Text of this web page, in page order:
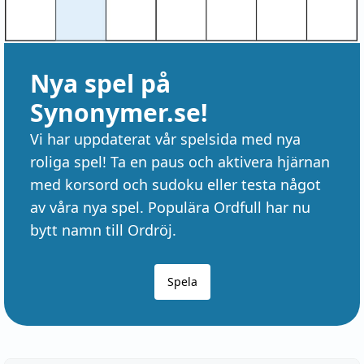
Nya spel på
Synonymer.se!
Vi har uppdaterat vår spelsida med nya
roliga spel! Ta en paus och aktivera hjärnan
med korsord och sudoku eller testa något
av våra nya spel. Populära Ordfull har nu
bytt namn till Ordröj.
Spela